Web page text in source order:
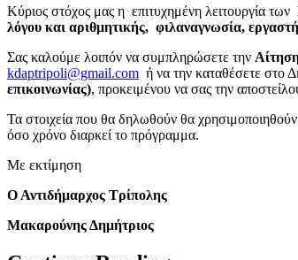
Κύριος στόχος μας η επιτυχημένη λειτουργία των
λόγου και αριθμητικής, φιλαναγνωσία,
Σας καλούμε λοιπόν να συμπληρώσετε την
kdaptripoli@gmail.com ή να την καταθέσετε στο
επικοινωνίας), προκειμένου να σας την
Τα στοιχεία που θα δηλωθούν θα
όσο χρόνο διαρκεί το πρόγραμμα.
Με εκτίμηση
Ο Αντιδήμαρχος Τρίπολης
Μακαρούνης Δημήτριος